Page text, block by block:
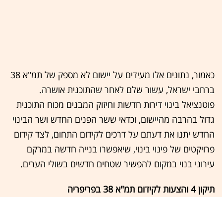
כאמור, נתונים אלו מעידים על יישום לא מספק של תמ"א 38
ברחבי ישראל, עשור שלם לאחר שהתוכנית אושרה.
פוטנציאל בינוי דירות חדשות וחיזוק המבנים מכוח התוכנית
גדול בהרבה מהיישום, וכדאי ששר הפנים החדש ושר הבינוי
החדש יתנו את דעתם על דרכים לקידום התחום, לצד קידום
פרויקטים של פינוי בינוי, שיאפשרו בנייה חדשה במרקם
עירוני בנוי במקום להפשיר שטחים חדשים בשולי הערים.
תיקון 4 והצעות לקידום תמ"א 38 בפריפריה